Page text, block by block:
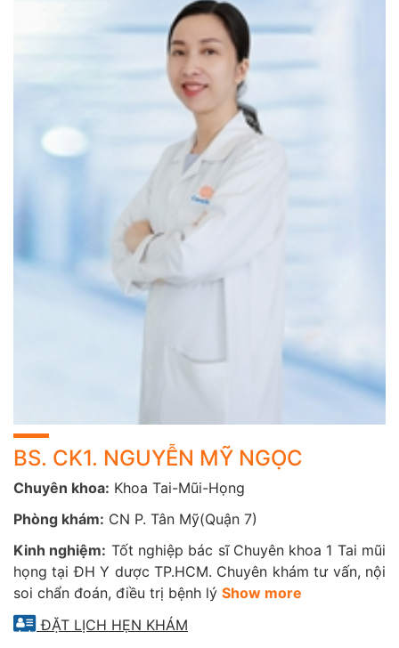
BS. CK1. NGUYỄN MỸ NGỌC
Chuyên khoa: Khoa Tai-Mũi-Họng
Phòng khám: CN P. Tân Mỹ(Quận 7)
Kinh nghiệm: Tốt nghiệp bác sĩ Chuyên khoa 1 Tai mũi
họng tại ĐH Y dược TP.HCM. Chuyên khám tư vấn, nội
soi chẩn đoán, điều trị bệnh lý Show more
ĐẶT LỊCH HẸN KHÁM